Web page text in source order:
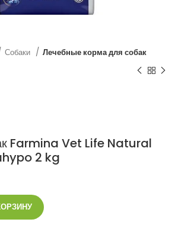
увеличить
Собаки Лечебные корма для собак
Farmina Vet Life Natural
2 kg